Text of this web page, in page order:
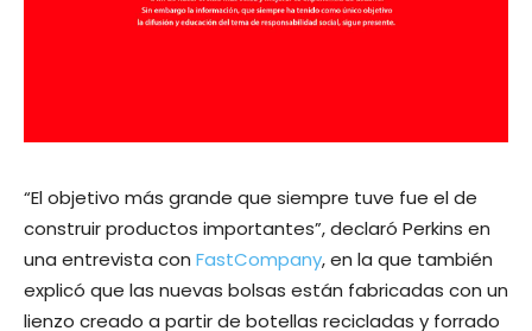
“El objetivo más grande que siempre tuve fue el de
construir productos importantes”, declaró Perkins en
una entrevista con FastCompany, en la que también
explicó que las nuevas bolsas están fabricadas con un
lienzo creado a partir de botellas recicladas y forrado